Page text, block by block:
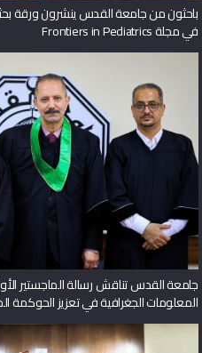
باحثون من جامعة القدس ينشرون ورقة
في مجلة Frontiers in Pediatrics
جامعة القدس تناقش رسالة الماجستير
المعلومات الجغرافية في تعزيز الحوكمة